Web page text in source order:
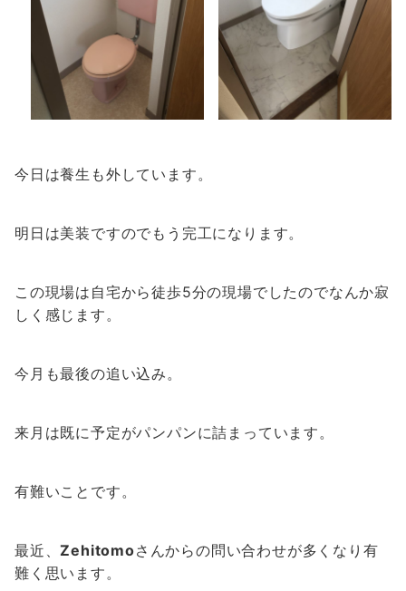
今日は養生も外しています。
明日は美装ですのでもう完工になります。
この現場は自宅から徒歩5分の現場でしたのでなんか寂
しく感じます。
今月も最後の追い込み。
来月は既に予定がパンパンに詰まっています。
有難いことです。
最近、Zehitomoさんからの問い合わせが多くなり有
難く思います。